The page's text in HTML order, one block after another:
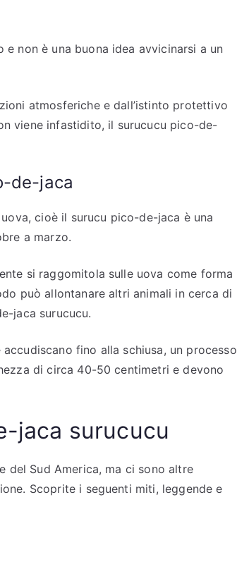
non è una buona idea avvicinarsi a un
atmosferiche e dall’istinto protettivo
viene infastidito, il surucucu pico-de-
de-jaca
cioè il surucu pico-de-jaca è una
a marzo.
si raggomitola sulle uova come forma
può allontanare altri animali in cerca di
jaca surucucu.
fino alla schiusa, un processo
di circa 40-50 centimetri e devono
jaca surucucu
del Sud America, ma ci sono altre
Scoprite i seguenti miti, leggende e